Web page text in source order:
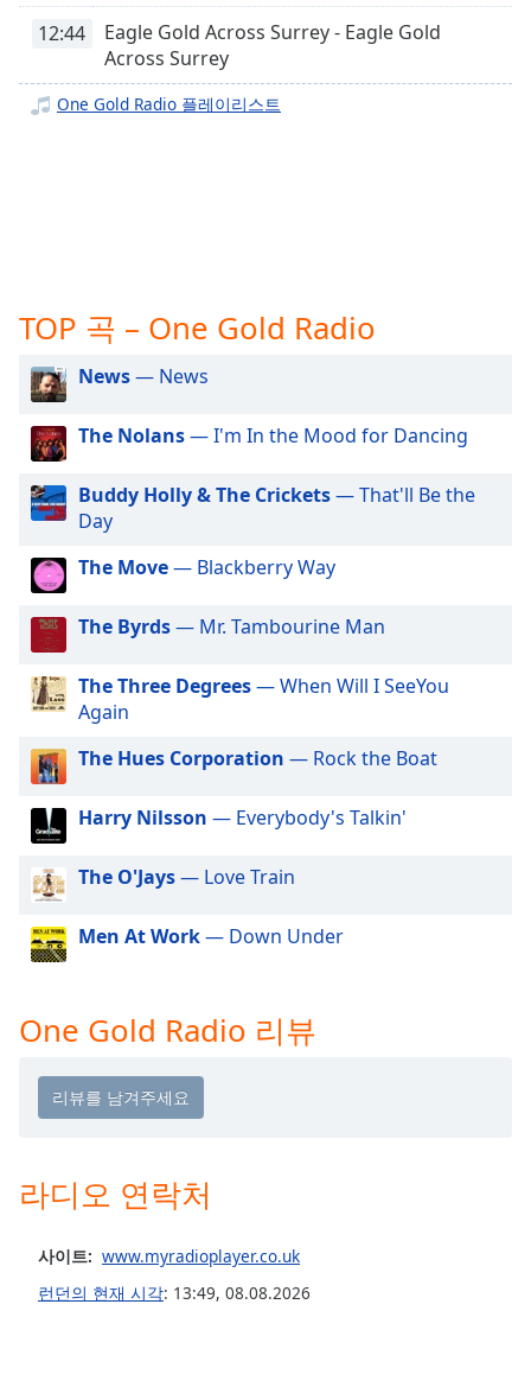
Chapters
descriptions
subtitles
dialog
subtitles
off
selected
Audio
Track
Picture-
in-
Fullscreen
This
window.
Beginning
dialog
window.
Escape
close
window.
12:44
Eagle Gold Across Surrey - Eagle Gold
Across Surrey
One Gold Radio 플레이리스트
TOP 곡 – One Gold Radio
News— News
The Nolans— I'm In the Mood for Dancing
Buddy Holly & The Crickets— That'll Be the
Day
The Move— Blackberry Way
The Byrds— Mr. Tambourine Man
The Three Degrees— When Will I SeeYou
Again
The Hues Corporation — Rock the Boat
Harry Nilsson — Everybody's Talkin'
The O'Jays— Love Train
Men At Work— Down Under
One Gold Radio 리뷰
라디오 연락처
사이트: www.myradioplayer.co.uk
런던의 현재 시각: 13:49, 08.08.2026